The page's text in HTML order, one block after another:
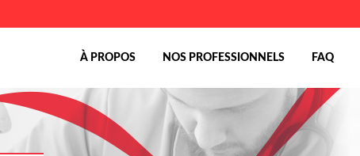
À PROPOS NOS PROFESSIONNELS FAQ